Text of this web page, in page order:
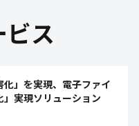
ス
」を実現、電子ファイ
実現ソリューション